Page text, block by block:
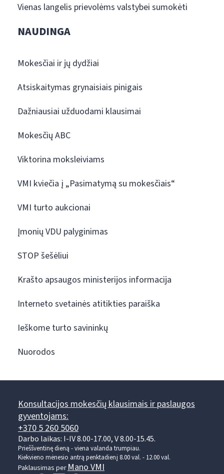
Vienas langelis prievolėms valstybei sumokėti
NAUDINGA
Mokesčiai ir jų dydžiai
Atsiskaitymas grynaisiais pinigais
Dažniausiai užduodami klausimai
Mokesčių ABC
Viktorina moksleiviams
VMI kviečia į „Pasimatymą su mokesčiais“
VMI turto aukcionai
Įmonių VDU palyginimas
STOP šešėliui
Krašto apsaugos ministerijos informacija
Interneto svetainės atitikties paraiška
Ieškome turto savininkų
Nuorodos
Konsultacijos mokesčių klausimais ir paslaugos
gyventojams:
+370 5 260 5060
Darbo laikas: I-IV 8.00-17.00, V 8.00-15.45.
Prieššventinę dieną - viena valanda trumpiau.
Kiekvieno mėnesio antrą penktadienį 8.00 val. - 12.00 val.
Paklausimas per Mano VMI